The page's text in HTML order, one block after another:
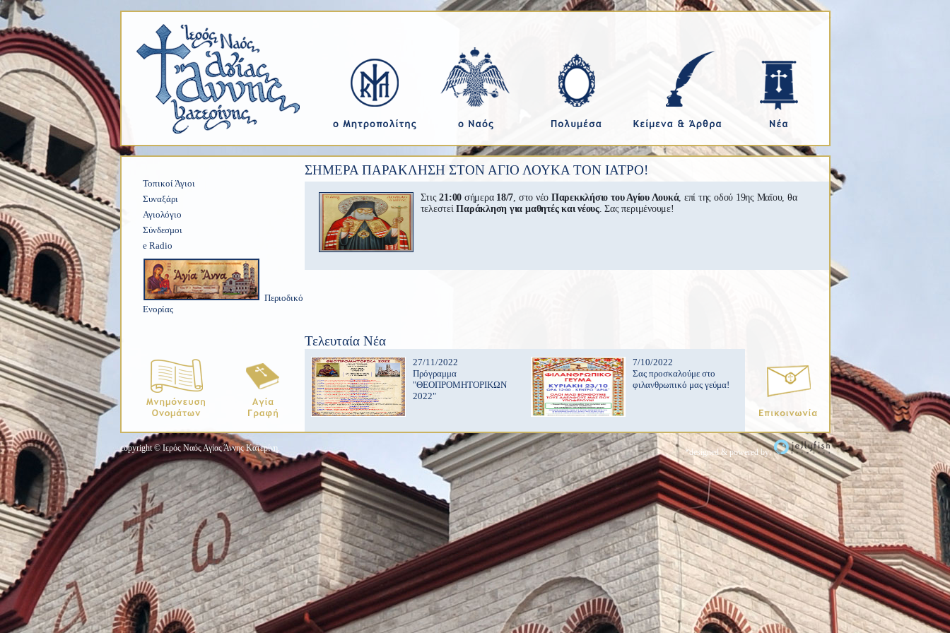
Τοπικοί Άγιοι
Συναξάρι
Αγιολόγιο
Σύνδεσμοι
e Radio
Περιοδικό
Ενορίας
ΣΗΜΕΡΑ ΠΑΡΑΚΛΗΣΗ ΣΤΟΝ ΑΓΙΟ ΛΟΥΚΑ ΤΟΝ ΙΑΤΡΟ!
Στις21:00 σήμερα 18/7, στο νέο Παρεκκλήσιο του Αγίου Λουκά, επί της οδού 19ης Μαϊου, θα
τελεστείΠαράκληση για μαθητές και νέους. Σας περιμένουμε!
Τελευταία Νέα
27/11/2022
Πρόγραμμα
"ΘΕΟΠΡΟΜΗΤΟΡΙΚΩΝ
2022"
7/10/2022
Σας προσκαλούμε στο
φιλανθρωπικό μας γεύμα!
copyright © Ιερός Ναός Αγίας Άννης Κατερίνη. *designed & powered by: